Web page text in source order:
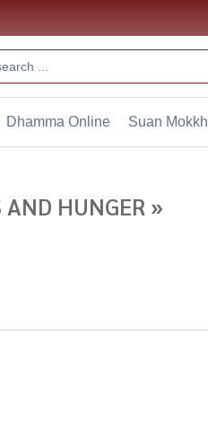
Dhamma Online Suan Mokkh
HUNGER »